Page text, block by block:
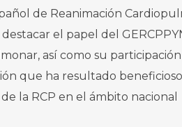
de Reanimación
el papel del
así como su
que ha resultado
la RCP en el ámbito nacional